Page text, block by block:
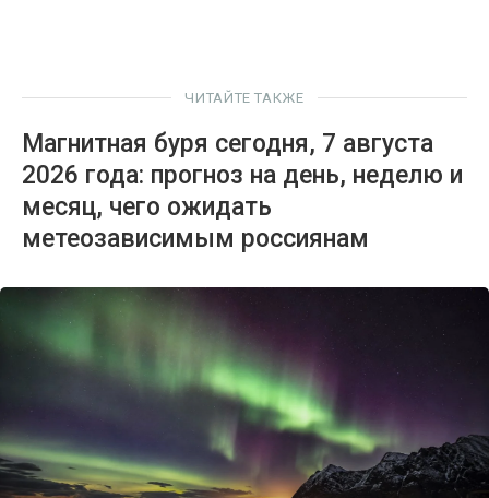
ЧИТАЙТЕ ТАКЖЕ
Магнитная буря сегодня, 7 августа
2026 года: прогноз на день, неделю и
месяц, чего ожидать
метеозависимым россиянам